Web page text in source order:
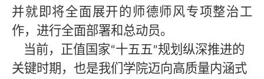
并就即将全面展开的师德师风专项整治工
作，进行全面部署和总动员。
当前，正值国家“十五五”规划纵深推进的
关键时期，也是我们学院迈向高质量内涵式